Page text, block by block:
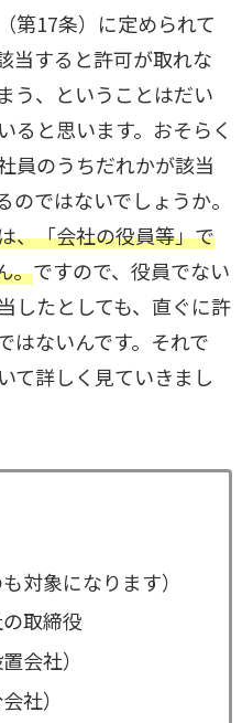
第17条）に定められて
当すると許可が取れな
う、ということはだい
ると思います。おそらく
員のうちだれかが該当
ではないでしょうか。
、「会社の役員等」で
。ですので、役員でない
したとしても、直ぐに許
はないんです。それで
て詳しく見ていきまし
対象になります）
取締役
会社）
社）